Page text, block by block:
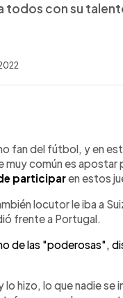
todos con su
fan del fútbol, y en
muy común es
participaren estos
locutor le iba a
frente a Portugal.
de las "poderosas",
hizo, lo que nadie se